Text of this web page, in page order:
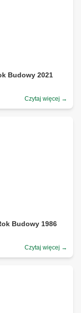
Budowy 2021
Czytaj więcej →
Budowy 1986
Czytaj więcej →